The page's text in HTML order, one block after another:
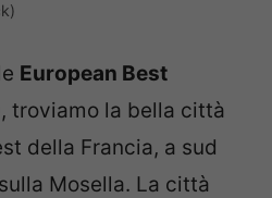
European Best
, troviamo la bella città
della Francia, a sud
Mosella. La città